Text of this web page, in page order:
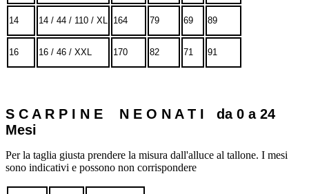
14 14 / 44 / 110 / XL 164 79 69 89
16 16 / 46 / XXL 170 82 71 91
S C A R P I N E N E O N A T I da 0 a 24
Mesi
Per la taglia giusta prendere la misura dall'alluce al tallone. I mesi
sono indicativi e possono non corrispondere